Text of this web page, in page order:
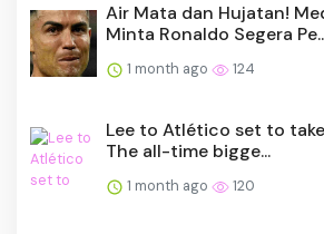
Air Mata dan Hujatan!
Minta Ronaldo Segera
1 month ago 124
Lee to Atlético set to
The all-time bigge...
1 month ago 120